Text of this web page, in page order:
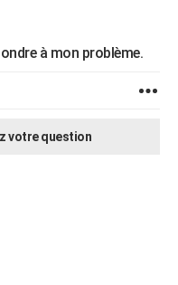
à mon problème.
votre question